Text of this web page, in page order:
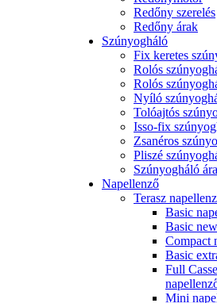
Redőny szerelés
Redőny árak
Szúnyogháló
Fix keretes
Rolós
Rolós
Nyíló
Tolóajtós
Isso-fix
Zsanéros
Pliszé
Szúnyogháló
Napellenző
Terasz
Basic
Basic
Compact
Basic
Full
Mini